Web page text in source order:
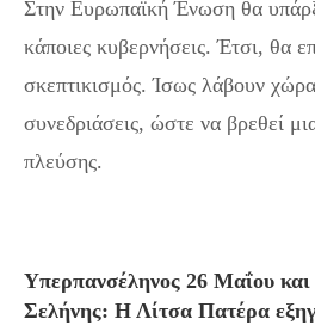
Στην Ευρωπαϊκή Ένωση θα
κάποιες κυβερνήσεις. Έτσι, θα
σκεπτικισμός. Ίσως λάβουν
συνεδριάσεις, ώστε να βρεθεί
πλεύσης.
Υπερπανσέληνος 26 Μαΐου και
Σελήνης: Η Λίτσα Πατέρα